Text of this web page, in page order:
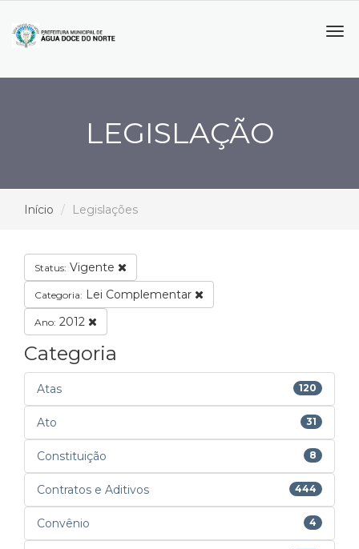
LEGISLAÇÃO
Início Legislações
Status: Vigente
Categoria: Lei Complementar
Ano: 2012
Categoria
Atas 120
Ato 31
Constituição 8
Contratos e Aditivos 444
Convênio 4